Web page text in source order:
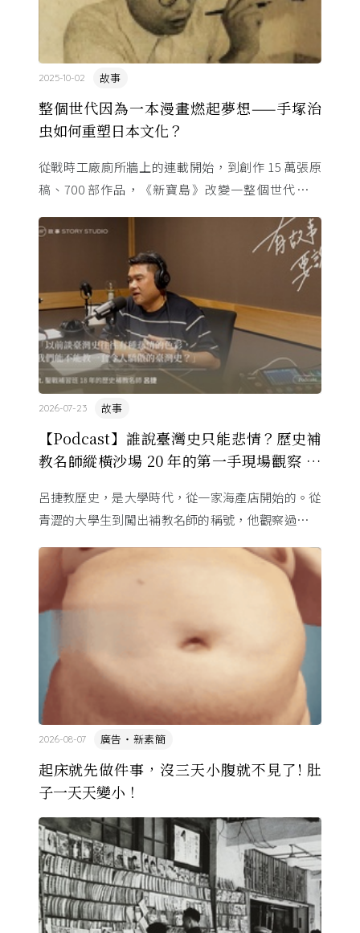
整個世代因為一本漫畫燃起夢想——手塚治
虫如何重塑日本文化？
故事
2025-10-02
從戰時工廠廁所牆上的連載開始，到創作 15 萬張原
稿、700 部作品，《新寶島》改變一整個世代的命
改寫日本的文化 ...
【Podcast】誰說臺灣史只能悲情？歷史補
教名師縱橫沙場 20 年的第一手現場觀察 ft.
故事
2026-07-23
呂捷教歷史，是大學時代，從一家海產店開始的。從
青澀的大學生到闖出補教名師的稱號，他觀察過幾十
裡幾乎沒有臺灣史，一路 ...
起床就先做件事，沒三天小腹就不見了! 肚
子一天天變小！
廣告・新素簡
2026-08-07